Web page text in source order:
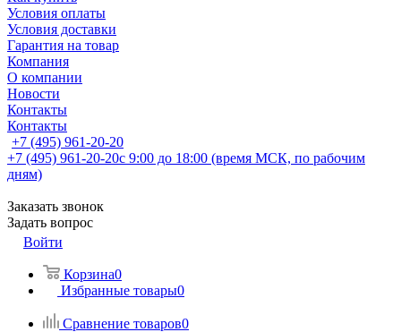
Условия оплаты
Условия доставки
Гарантия на товар
Компания
О компании
Новости
Контакты
Контакты
+7 (495) 961-20-20
+7 (495) 961-20-20с 9:00 до 18:00 (время МСК, по рабочим
дням)
Заказать звонок
Задать вопрос
Войти
Корзина0
Избранные товары0
Сравнение товаров0